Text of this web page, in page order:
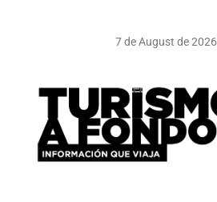
7 de August de 2026